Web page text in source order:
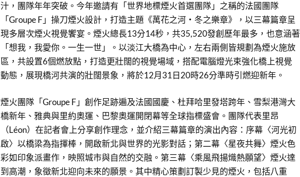
汁，團隊年年突破。今年邀請有「世界地標煙火首選團隊」之稱的法國團隊
「Groupe F」操刀煙火設計，打造主題《萬花之河・冬之樂章》，以三幕篇章呈
現多層次煙火視覺饗宴。煙火總長13分14秒，共35,520發創歷年最多，也意涵著
「想我，我愛你。一生一世」。以淡江大橋為中心，左右兩側皆規劃為煙火施放
區，共設置6個燃放點，打造更壯闊的視覺場域，搭配電腦燈光束強化橋上視覺
動態，展現橋河共演的壯闊景象，將於12月31日20時26分準時引燃迎新年。
煙火團隊「Groupe F」創作足跡遍及法國國慶、杜拜哈里發塔跨年、雪梨港灣大
橋新年、雅典與里約奧運、巴黎奧運開閉幕等全球指標盛會。團隊代表里昂
（Léon）在記者會上分享創作理念，並介紹三幕篇章的演出內容：序幕〈河光初
啟〉以橋梁為指揮棒，開啟新北與世界的光影對話；第二幕〈星夜共舞〉煙火色
彩如印象派畫作，映照城市與自然的交融。第三幕〈乘風飛揚熾熱願望〉煙火達
到高潮，象徵新北迎向未來的願景。其中精心策劃訂製少見的煙火，包括八重